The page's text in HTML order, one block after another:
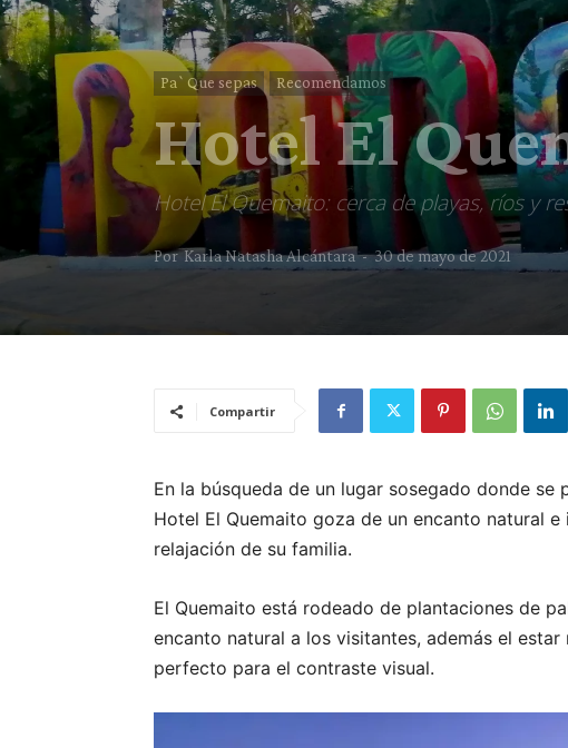
Pa`Que sepas Recomendamos
Hotel El
Hotel El Quemaito: cerca de playas, ríos y
Por Karla Natasha Alcántara - 30 de mayo de 2021
Compartir
En la búsqueda de un lugar sosegado donde
Hotel El Quemaito goza de un encanto natural
relajación de su familia.
El Quemaito está rodeado de plantaciones de
encanto natural a los visitantes, además el
perfecto para el contraste visual.